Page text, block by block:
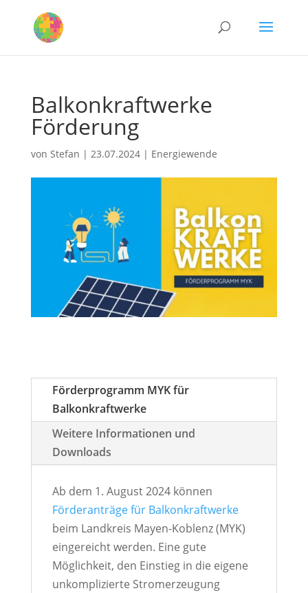
Balkonkraftwerke
Förderung
von Stefan | 23.07.2024| Energiewende
Förderprogramm MYK für
Balkonkraftwerke
Weitere Informationen und
Downloads
Ab dem 1. August 2024 können
Förderanträge für Balkonkraftwerke
beim Landkreis Mayen-Koblenz (MYK)
eingereicht werden. Eine gute
Möglichkeit, den Einstieg in die eigene
unkomplizierte Stromerzeugung